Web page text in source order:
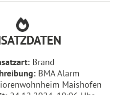
Brand
BMA Alarm
Maishofen